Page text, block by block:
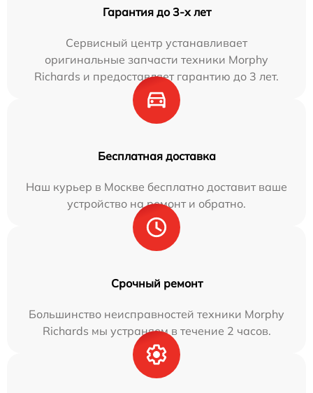
Гарантия до 3-х лет
Сервисный центр устанавливает
оригинальные запчасти техники Morphy
Richards и предоставляет гарантию до 3 лет.
Бесплатная доставка
Наш курьер в Москве бесплатно доставит ваше
устройство на ремонт и обратно.
Срочный ремонт
Большинство неисправностей техники Morphy
Richards мы устраняем в течение 2 часов.